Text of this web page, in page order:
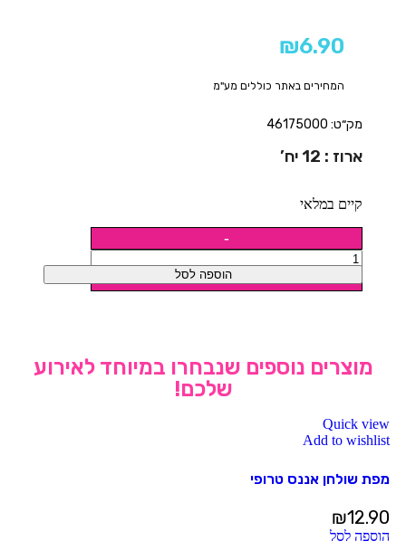
₪6.90
המחירים באתר כוללים מע"מ
מק״ט: 46175000
ארוז : 12 יח’
קיים במלאי
הוספה לסל
מוצרים נוספים שנבחרו במיוחד לאירוע
שלכם!
Quick view
Add to wishlist
מפת שולחן אננס טרופי
₪12.90
הוספה לסל